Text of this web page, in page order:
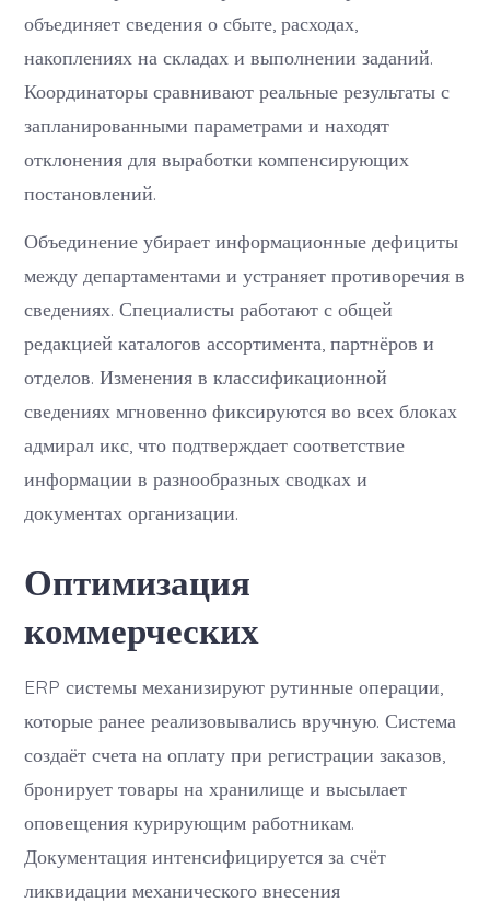
объединяет сведения о сбыте, расходах,
накоплениях на складах и выполнении заданий.
Координаторы сравнивают реальные результаты с
запланированными параметрами и находят
отклонения для выработки компенсирующих
постановлений.
Объединение убирает информационные дефициты
между департаментами и устраняет противоречия в
сведениях. Специалисты работают с общей
редакцией каталогов ассортимента, партнёров и
отделов. Изменения в классификационной
сведениях мгновенно фиксируются во всех блоках
адмирал икс, что подтверждает соответствие
информации в разнообразных сводках и
документах организации.
Оптимизация
коммерческих
ERP системы механизируют рутинные операции,
которые ранее реализовывались вручную. Система
создаёт счета на оплату при регистрации заказов,
бронирует товары на хранилище и высылает
оповещения курирующим работникам.
Документация интенсифицируется за счёт
ликвидации механического внесения